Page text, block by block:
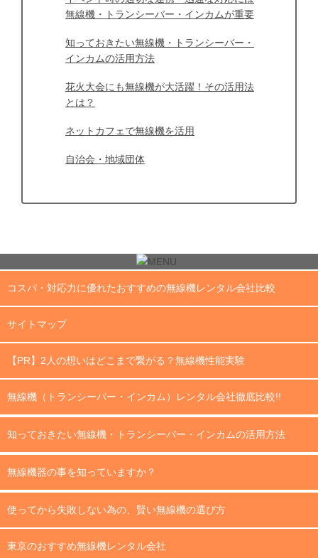
無線機・トランシーバー・インカムが重要
知っておきたい無線機・トランシーバー・
インカムの活用方法
花火大会にも無線機が大活躍！その活用法
とは？
ネットカフェで無線機を活用
自治会・地域団体
コスパ・対応力に優れたおすすめの無線機レンタル会社比較
サイトマップ
【PR】2人の想いはどこまで繋がる？無線機性能実験
無線機（トランシーバー・インカム）レンタル会社徹底比較!!
知っておきたい無線機・トランシーバー・インカムの活用方法
無線機器の事を知っていますか？
使ってから失敗しない為の、賢い無線機の選び方
東京のおすすめ無線機レンタル会社